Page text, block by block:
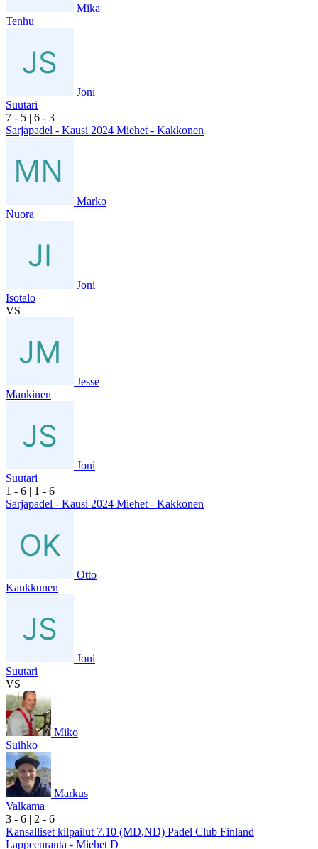
Mika
Tenhu
Joni
Suutari
7 - 5 | 6 - 3
Sarjapadel - Kausi 2024 Miehet - Kakkonen
Marko
Nuora
Joni
Isotalo
VS
Jesse
Mankinen
Joni
Suutari
1 - 6 | 1 - 6
Sarjapadel - Kausi 2024 Miehet - Kakkonen
Otto
Kankkunen
Joni
Suutari
VS
Miko
Suihko
Markus
Valkama
3 - 6 | 2 - 6
Kansalliset kilpailut 7.10 (MD,ND) Padel Club Finland
Lappeenranta - Miehet D